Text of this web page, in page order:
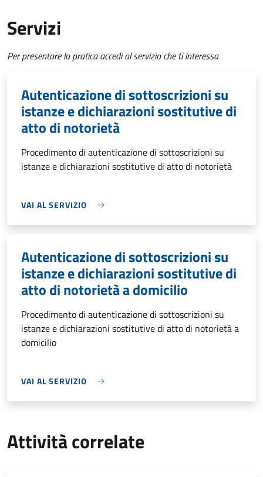
Servizi
Per presentare la pratica accedi al servizio che ti interessa
Autenticazione di sottoscrizioni su
istanze e dichiarazioni sostitutive di
atto di notorietà
Procedimento di autenticazione di sottoscrizioni su
istanze e dichiarazioni sostitutive di atto di notorietà
VAI AL SERVIZIO
Autenticazione di sottoscrizioni su
istanze e dichiarazioni sostitutive di
atto di notorietà a domicilio
Procedimento di autenticazione di sottoscrizioni su
istanze e dichiarazioni sostitutive di atto di notorietà a
domicilio
VAI AL SERVIZIO
Attività correlate